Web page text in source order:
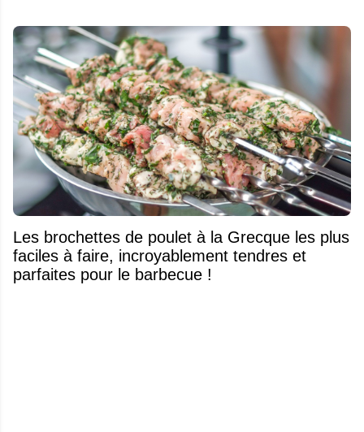
Les brochettes de poulet à la Grecque les plus
faciles à faire, incroyablement tendres et
parfaites pour le barbecue !